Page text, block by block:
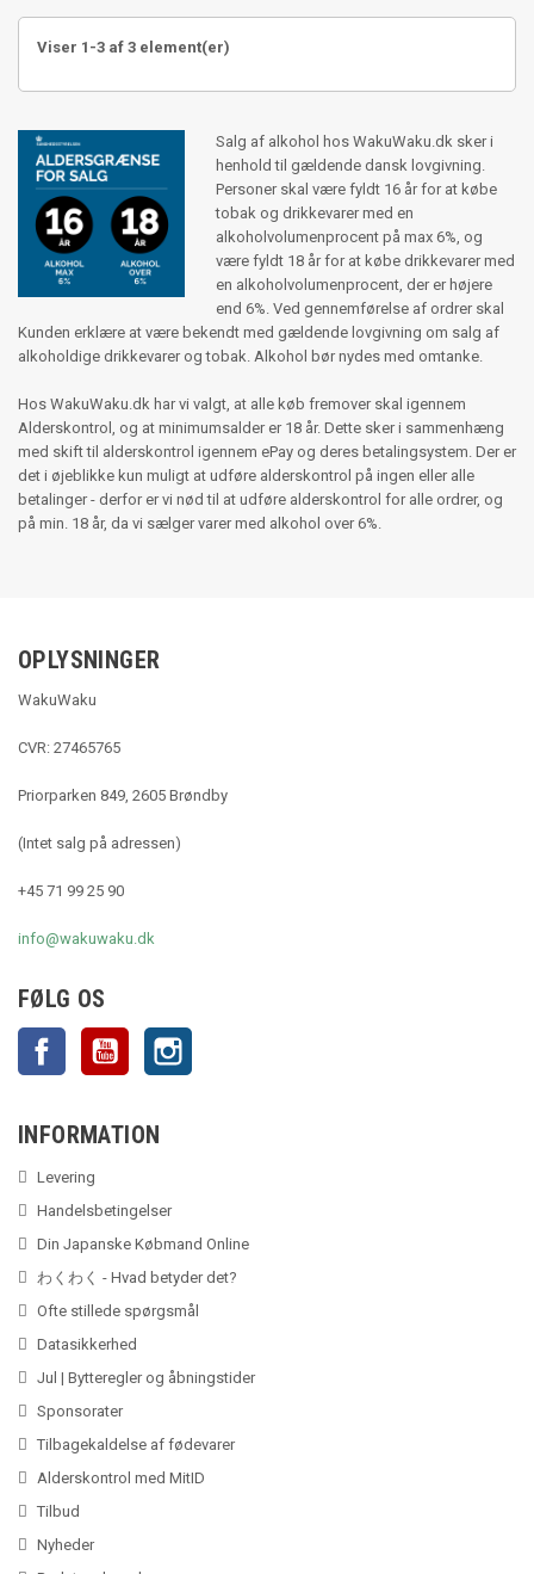
Viser 1-3 af 3 element(er)
Salg af alkohol hos WakuWaku.dk sker i
henhold til gældende dansk lovgivning.
Personer skal være fyldt 16 år for at købe
tobak og drikkevarer med en
alkoholvolumenprocent på max 6%, og
være fyldt 18 år for at købe drikkevarer med
en alkoholvolumenprocent, der er højere
end 6%. Ved gennemførelse af ordrer skal
Kunden erklære at være bekendt med gældende lovgivning om salg af
alkoholdige drikkevarer og tobak. Alkohol bør nydes med omtanke.
Hos WakuWaku.dk har vi valgt, at alle køb fremover skal igennem
Alderskontrol, og at minimumsalder er 18 år. Dette sker i sammenhæng
med skift til alderskontrol igennem ePay og deres betalingsystem. Der er
det i øjeblikke kun muligt at udføre alderskontrol på ingen eller alle
betalinger - derfor er vi nød til at udføre alderskontrol for alle ordrer, og
på min. 18 år, da vi sælger varer med alkohol over 6%.
OPLYSNINGER
WakuWaku
CVR: 27465765
Priorparken 849, 2605 Brøndby
(Intet salg på adressen)
+45 71 99 25 90
info@wakuwaku.dk
FØLG OS
Facebook YouTube
INFORMATION
Levering
Handelsbetingelser
Din Japanske Købmand Online
わくわく - Hvad betyder det?
Ofte stillede spørgsmål
Datasikkerhed
Jul | Bytteregler og åbningstider
Sponsorater
Tilbagekaldelse af fødevarer
Alderskontrol med MitID
Tilbud
Nyheder